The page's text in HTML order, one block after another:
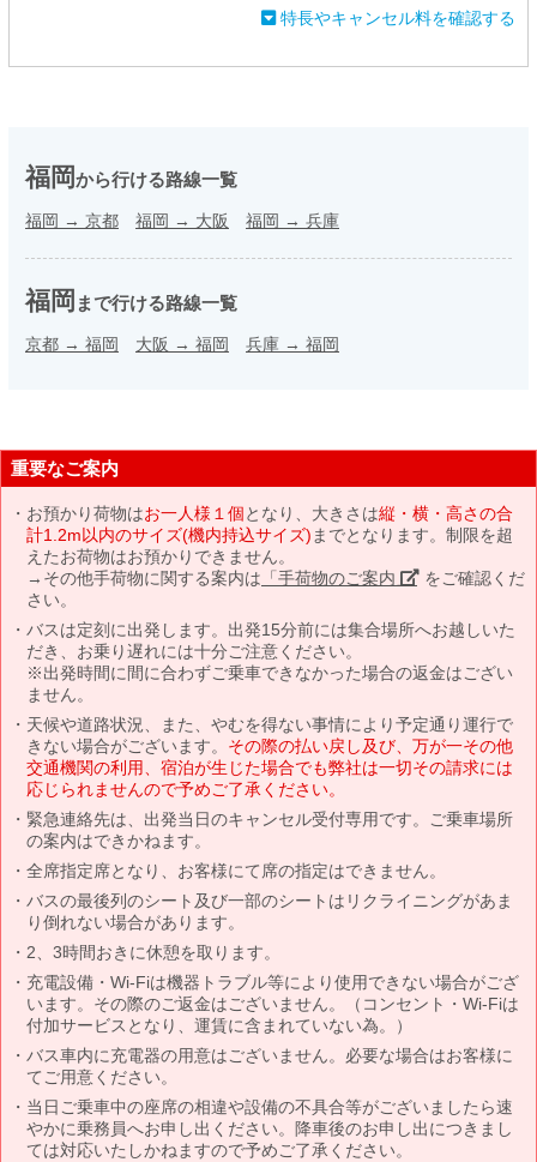
特長やキャンセル料を確認する
福岡から行ける路線一覧
福岡 → 京都 福岡 → 大阪 福岡 → 兵庫
福岡 まで行ける路線一覧
京都 → 福岡 大阪 → 福岡 兵庫 → 福岡
重要なご案内
お預かり荷物はお一人様１個となり、大きさは縦・横・高さの合
計1.2m以内のサイズ(機内持込サイズ)までとなります。制限を超
えたお荷物はお預かりできません。
→その他手荷物に関する案内は 「手荷物のご案内」 をご確認くだ
さい。
バスは定刻に出発します。出発15分前には集合場所へお越しいた
だき、お乗り遅れには十分ご注意ください。
※出発時間に間に合わずご乗車できなかった場合の返金はござい
ません。
天候や道路状況、また、やむを得ない事情により予定通り運行で
きない場合がございます。 その際の払い戻し及び、万が一その他
交通機関の利用、宿泊が生じた場合でも弊社は一切その請求には
応じられませんので予めご了承ください。
緊急連絡先は、出発当日のキャンセル受付専用です。ご乗車場所
の案内はできかねます。
全席指定席となり、お客様にて席の指定はできません。
バスの最後列のシート及び一部のシートはリクライニングがあま
り倒れない場合があります。
2、3時間おきに休憩を取ります。
充電設備・Wi-Fiは機器トラブル等により使用できない場合がござ
います。その際のご返金はございません。（コンセント・Wi-Fiは
付加サービスとなり、運賃に含まれていない為。）
バス車内に充電器の用意はございません。必要な場合はお客様に
てご用意ください。
当日ご乗車中の座席の相違や設備の不具合等がございましたら速
やかに乗務員へお申し出ください。降車後のお申し出につきまし
ては対応いたしかねますので予めご了承ください。